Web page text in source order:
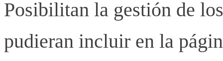
Posibilitan la gestión de
pudieran incluir en la